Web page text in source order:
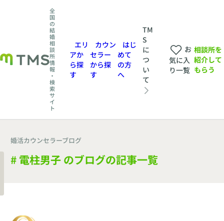
全
国
の
結
婚
相
談
所
情
報
・
検
索
サ
イ
ト
エリ
アか
ら探
す
カウン
セラー
から探
す
はじ
めて
の方
へ
TM
S
に
つ
い
て
お
気に入
り一覧
相談所を
紹介して
もらう
婚活カウンセラーブログ
# 電柱男子 のブログの記事一覧